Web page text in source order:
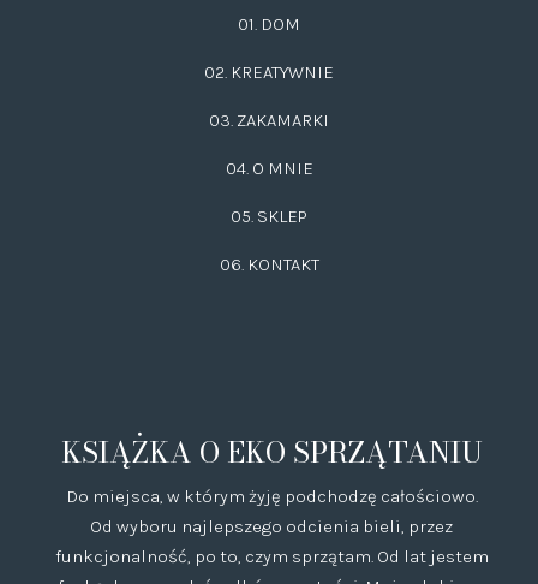
01. DOM
02. KREATYWNIE
03. ZAKAMARKI
04. O MNIE
05. SKLEP
06. KONTAKT
KSIĄŻKA O EKO SPRZĄTANIU
Do miejsca, w którym żyję podchodzę całościowo.
Od wyboru najlepszego odcienia bieli, przez
funkcjonalność, po to, czym sprzątam. Od lat jestem